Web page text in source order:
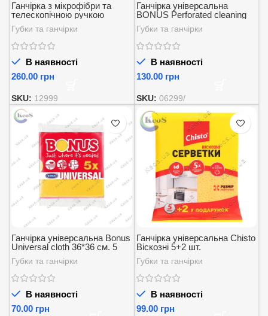
Ганчірка з мікрофібри та
телескопічною ручкою
microfibra irge casa multiuso 1
шт.
Губки та ганчірки
В наявності
грн
SKU: 12999
Ганчірка універсальна
BONUS Perforated cleaning
cloth blue UNI МІКС 38*38см.
(8шт)
Губки та ганчірки
В наявності
грн
SKU: 06299/
Ганчірка універсальна Bonus
Universal cloth 36*36 см. 5
шт.
Губки та ганчірки
В наявності
грн
Ганчірка універсальна Chisto
Віскозні 5+2 шт.
Губки та ганчірки
В наявності
грн